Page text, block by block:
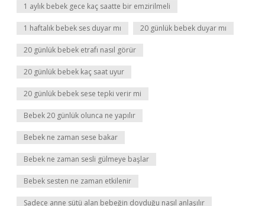
1 aylık bebek gece kaç saatte bir emzirilmeli
1 haftalık bebek ses duyar mı 20 günlük bebek duyar mı
20 günlük bebek etrafı nasıl görür
20 günlük bebek kaç saat uyur
20 günlük bebek sese tepki verir mi
Bebek 20 günlük olunca ne yapılır
Bebek ne zaman sese bakar
Bebek ne zaman sesli gülmeye başlar
Bebek sesten ne zaman etkilenir
Sadece anne sütü alan bebeğin doyduğu nasıl anlaşılır